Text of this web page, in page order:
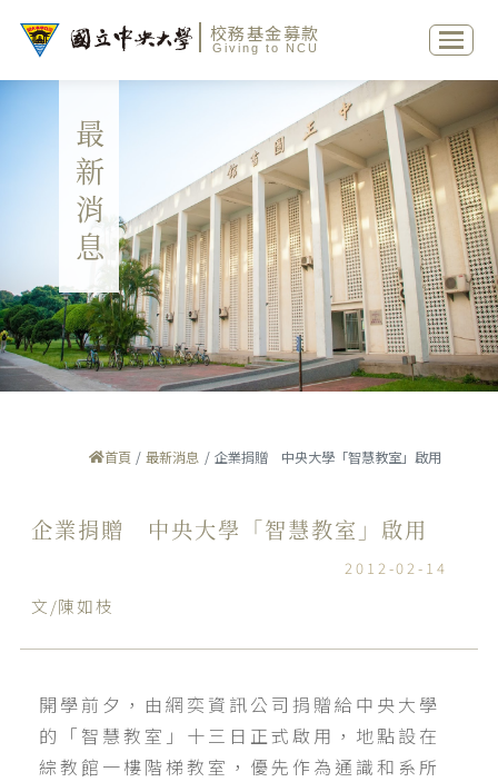
校務基金募款
Giving to NCU
最新消息
首頁 最新消息 企業捐贈 中央大學「智慧教室」啟用
企業捐贈 中央大學「智慧教室」啟用
2012-02-14
文/陳如枝
開學前夕，由網奕資訊公司捐贈給中央大學
的「智慧教室」十三日正式啟用，地點設在
綜教館一樓階梯教室，優先作為通識和系所